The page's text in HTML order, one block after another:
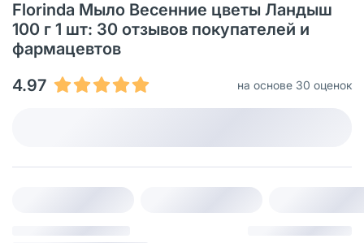
Florinda Мыло Весенние цветы Ландыш
100 г 1 шт: 30 отзывов покупателей и
фармацевтов
4.97
на основе 30 оценок